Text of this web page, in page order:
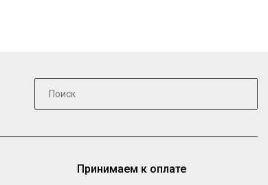
Принимаем к оплате